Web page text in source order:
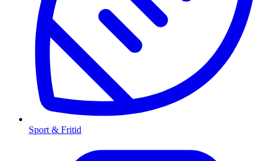
Sport & Fritid